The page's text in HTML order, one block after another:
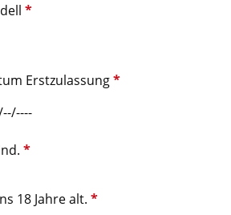
*
Erstzulassung*
*
18 Jahre alt.*